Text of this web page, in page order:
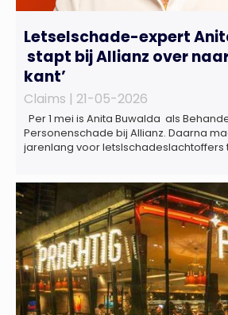
Letselschade-expert
stapt bij Allianz over
kant’
Claims | 21-05-2026
Per 1 mei is Anita Buwalda als
Personenschade bij Allianz. Daarna
jarenlang voor letslschadeslachtoffers
naam van Buwalda Letselschade,
werkzaam was voor ZLM, Ard
Overtoom […]